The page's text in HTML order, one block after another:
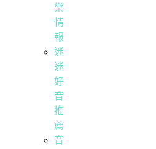
樂
情
報
迷
迷
好
音
推
薦
音